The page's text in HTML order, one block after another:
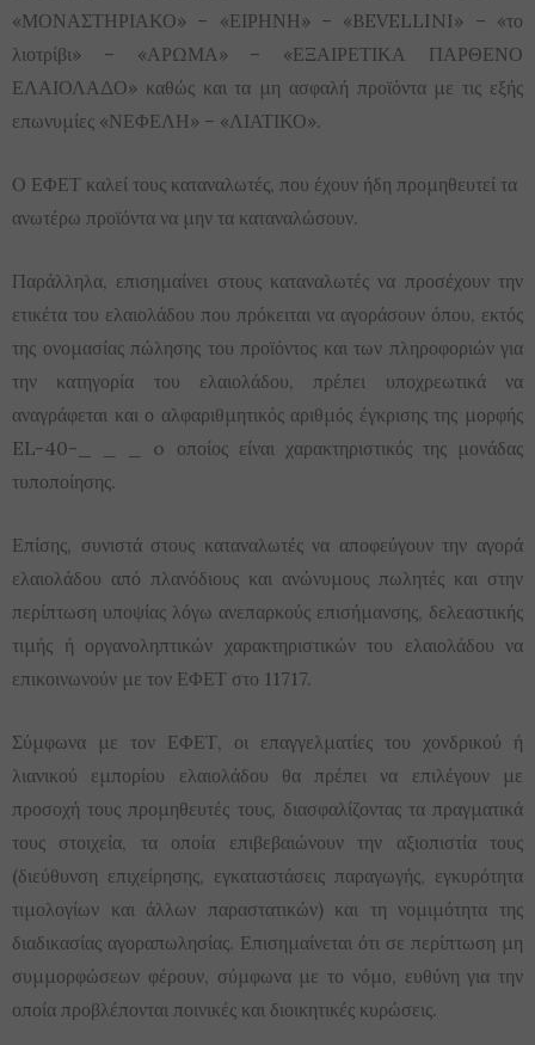
«ΜΟΝΑΣΤΗΡΙΑΚΟ» – «ΕΙΡΗΝΗ» – «BEVELLINI» – «το
λιοτρίβι» – «ΑΡΩΜΑ» – «ΕΞΑΙΡΕΤΙΚΑ ΠΑΡΘΕΝΟ
ΕΛΑΙΟΛΑΔΟ» καθώς και τα μη ασφαλή προϊόντα με τις εξής
επωνυμίες «ΝΕΦΕΛΗ» – «ΛΙΑΤΙΚΟ».
Ο ΕΦΕΤ καλεί τους καταναλωτές, που έχουν ήδη προμηθευτεί τα
ανωτέρω προϊόντα να μην τα καταναλώσουν.
Παράλληλα, επισημαίνει στους καταναλωτές να προσέχουν την
ετικέτα του ελαιολάδου που πρόκειται να αγοράσουν όπου, εκτός
της ονομασίας πώλησης του προϊόντος και των πληροφοριών για
την κατηγορία του ελαιολάδου, πρέπει υποχρεωτικά να
αναγράφεται και ο αλφαριθμητικός αριθμός έγκρισης της μορφής
EL-40-_ _ _ o οποίος είναι χαρακτηριστικός της μονάδας
τυποποίησης.
Επίσης, συνιστά στους καταναλωτές να αποφεύγουν την αγορά
ελαιολάδου από πλανόδιους και ανώνυμους πωλητές και στην
περίπτωση υποψίας λόγω ανεπαρκούς επισήμανσης, δελεαστικής
τιμής ή οργανοληπτικών χαρακτηριστικών του ελαιολάδου να
επικοινωνούν με τον ΕΦΕΤ στο 11717.
Σύμφωνα με τον ΕΦΕΤ, οι επαγγελματίες του χονδρικού ή
λιανικού εμπορίου ελαιολάδου θα πρέπει να επιλέγουν με
προσοχή τους προμηθευτές τους, διασφαλίζοντας τα πραγματικά
τους στοιχεία, τα οποία επιβεβαιώνουν την αξιοπιστία τους
(διεύθυνση επιχείρησης, εγκαταστάσεις παραγωγής, εγκυρότητα
τιμολογίων και άλλων παραστατικών) και τη νομιμότητα της
διαδικασίας αγοραπωλησίας. Επισημαίνεται ότι σε περίπτωση μη
συμμορφώσεων φέρουν, σύμφωνα με το νόμο, ευθύνη για την
οποία προβλέπονται ποινικές και διοικητικές κυρώσεις.